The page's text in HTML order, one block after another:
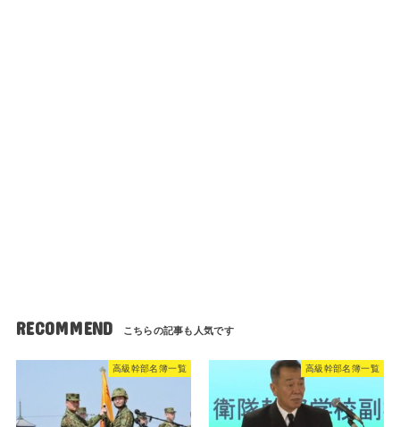
RECOMMEND
高級幹部名簿一覧 高級幹部名簿一覧